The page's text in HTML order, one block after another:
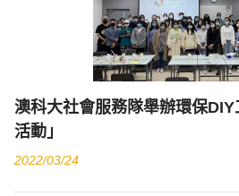
澳科大社會服務隊舉辦環保
活動」
2022/03/24